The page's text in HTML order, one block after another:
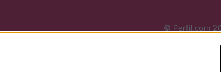
© Perfil.com